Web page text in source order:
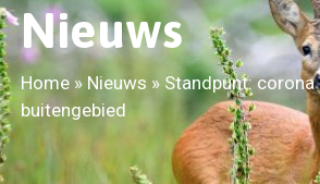
Nieuws
Home» Nieuws » Standpunt: corona
buitengebied